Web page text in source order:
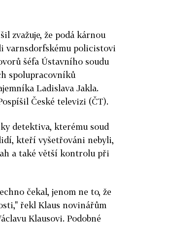
zvažuje, že podá kárnou
varnsdorfskému policistovi
šéfa Ústavního soudu
spolupracovníků
Ladislava Jakla.
České televizi (ČT).
detektiva, kterému soud
kteří vyšetřováni nebyli,
a také větší kontrolu při
čekal, jenom ne to, že
řekl Klaus novinářům
Klausovi. Podobné